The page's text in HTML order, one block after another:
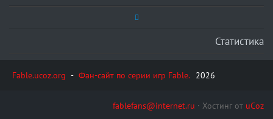
Статистика
Fable.ucoz.org - Фан-сайт по серии игр Fable. 2026
fablefans@internet.ru · Хостинг от uCoz